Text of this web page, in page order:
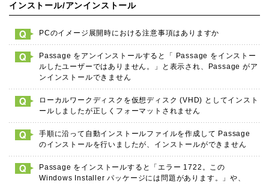
インストール/アンインストール
PCのイメージ展開時における注意事項はありますか
Passage をアンインストールすると「 Passage をインストー
ルしたユーザーではありません。」と表示され、Passage がア
ンインストールできません
ローカルワークディスクを仮想ディスク (VHD) としてインスト
ールしましたが正しくフォーマットされません
手順に沿って自動インストールファイルを作成して Passage
のインストールを行いましたが、インストールができません
Passage をインストールすると「エラー 1722。この
Windows Installer パッケージには問題があります。」や、